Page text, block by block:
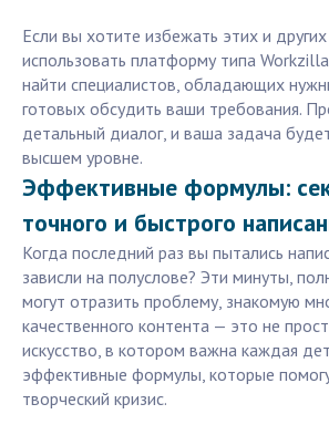
Если вы хотите избежать этих и
использовать платформу типа
найти специалистов, обладающих
готовых обсудить ваши требования.
детальный диалог, и ваша задача
высшем уровне.
Эффективные формулы:
точного и быстрого
Когда последний раз вы пытались
зависли на полуслове? Эти минуты,
могут отразить проблему, знакомую
качественного контента — это не
искусство, в котором важна каждая
эффективные формулы, которые
творческий кризис.